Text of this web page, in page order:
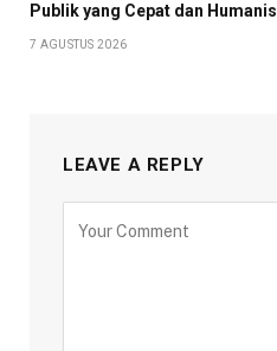
Publik yang Cepat dan Humanis
7 AGUSTUS 2026
LEAVE A REPLY